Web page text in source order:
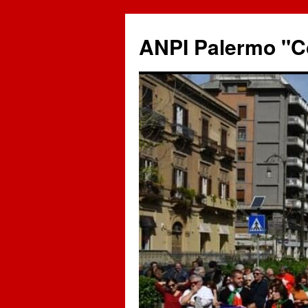
ANPI Palermo